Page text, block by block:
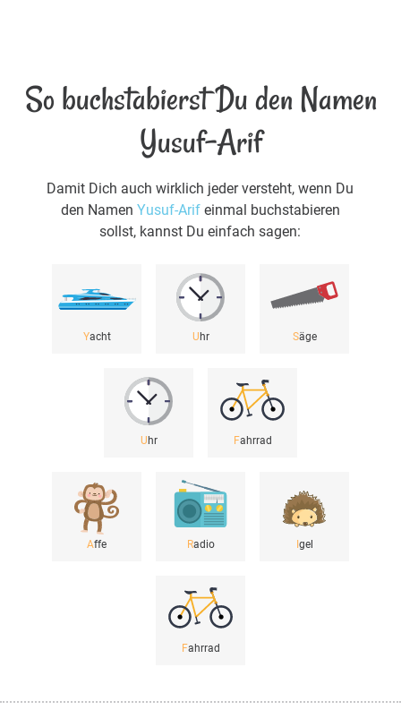
So buchstabierst Du den Namen
Yusuf-Arif
Damit Dich auch wirklich jeder versteht, wenn Du
den Namen Yusuf-Arifeinmal buchstabieren
sollst, kannst Du einfach sagen:
Yacht U hr Säge
U hr Fahrrad
Affe Radio gel
Fahrrad